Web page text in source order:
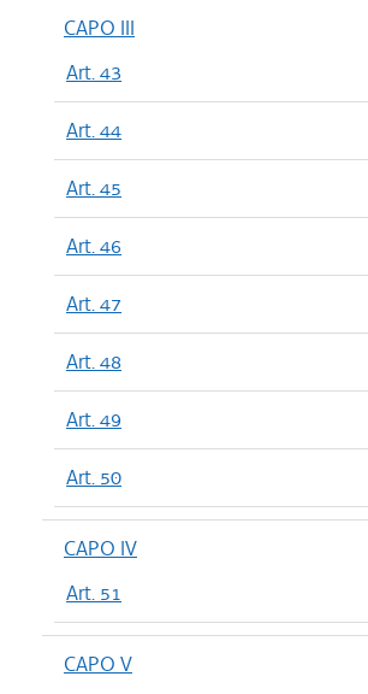
CAPO III
Art. 43
Art. 44
Art. 45
Art. 46
Art. 47
Art. 48
Art. 49
Art. 50
CAPO IV
Art. 51
CAPO V